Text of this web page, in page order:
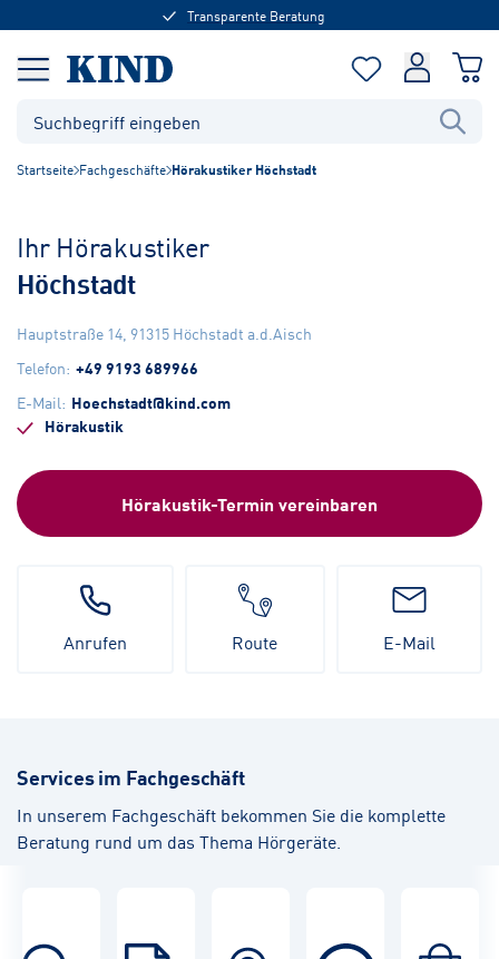
Transparente Beratung
Startseite Fachgeschäfte Hörakustiker Höchstadt
Ihr Hörakustiker
Höchstadt
Hauptstraße 14, 91315 Höchstadt a.d.Aisch
Telefon: +49 9193 689966
E-Mail: Hoechstadt@kind.com
Hörakustik
Hörakustik-Termin vereinbaren
Anrufen Route E-Mail
Services im Fachgeschäft
In unserem Fachgeschäft bekommen Sie die komplette
Beratung rund um das Thema Hörgeräte.